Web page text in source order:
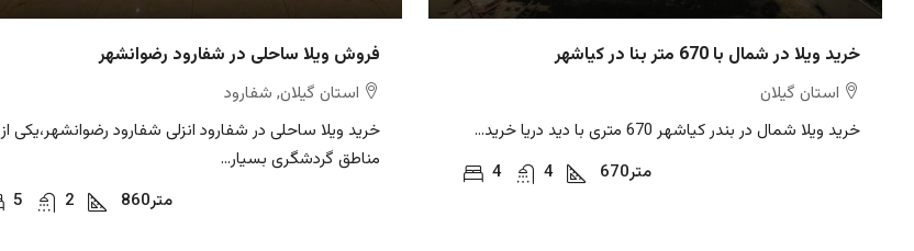
خرید ویلا در شمال با 670 متر بنا در کیاشهر
استان گیلان
خرید ویلا شمال در بندر کیاشهر 670 متری با دید دریا خرید...
4
4 670متر
فروش ویلا ساحلی در شفارود رضوانشهر
استان گیلان, شفارود
خرید ویلا ساحلی در شفارود انزلی شفارود رضوانشهر،یکی از
مناطق گردشگری بسیار...
5
2 860متر